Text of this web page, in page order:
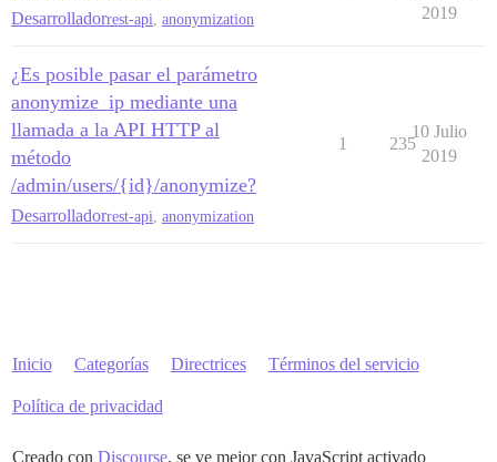
Desarrolladorrest-api anonymization
2019
¿Es posible pasar el parámetro
anonymize_ip mediante una
llamada a la API HTTP al
método
/admin/users/{id}/anonymize?
Desarrolladorrest-api anonymization
1 235
10 Julio
2019
Inicio Categorías Directrices Términos del servicio
Política de privacidad
Creado con Discourse, se ve mejor con JavaScript activado